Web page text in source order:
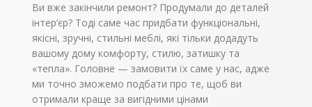
(3,3 м):
Пенал малий 50
вітрина (560×1262)
Навісну шафу 80
(800×720)
Навісну шафу окап 60
(600×360)
Навісну шафу 80
Ви вже закінчили ремонт? Продумали до деталей
інтер’єр? Тоді саме час придбати функціональні,
якісні, зручні, стильні меблі, які тільки додадуть
вашому дому комфорту, стилю, затишку та
«тепла». Головне — замовити їх саме у нас, адже
ми точно зможемо подбати про те, щоб ви
отримали краще за вигідними цінами